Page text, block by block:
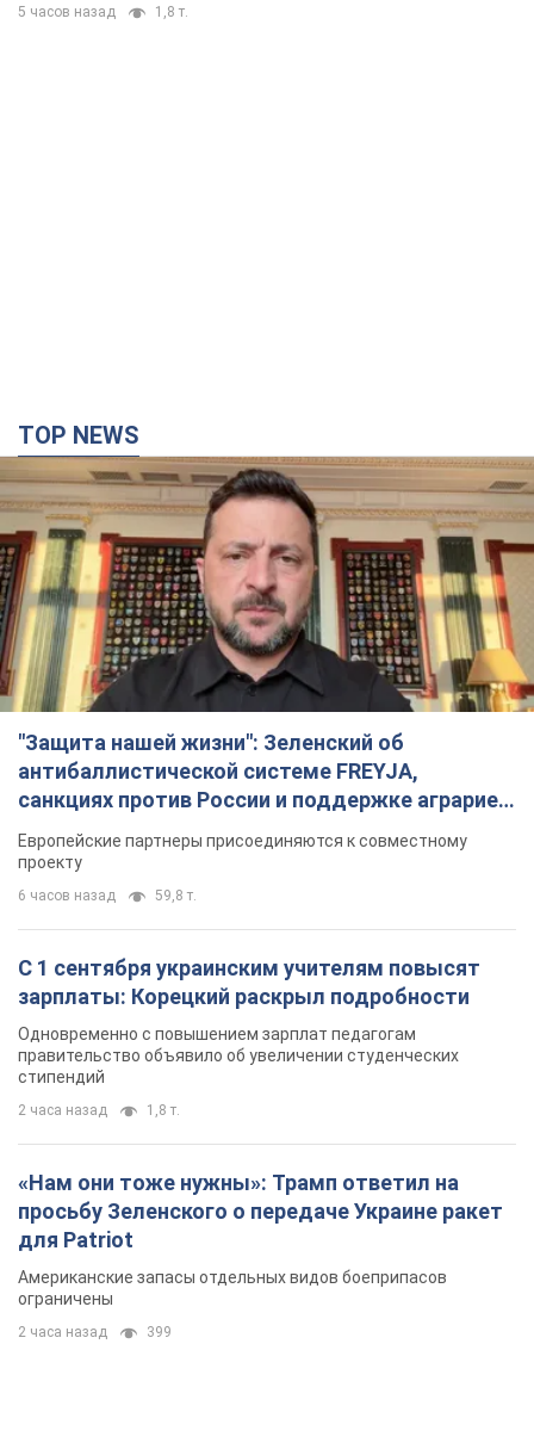
5 часов назад 1,8 т.
TOP NEWS
"Защита нашей жизни": Зеленский об
антибаллистической системе FREYJA,
санкциях против России и поддержке аграриев.
Видео
Европейские партнеры присоединяются к совместному
проекту
6 часов назад 59,8 т.
С 1 сентября украинским учителям повысят
зарплаты: Корецкий раскрыл подробности
Одновременно с повышением зарплат педагогам
правительство объявило об увеличении студенческих
стипендий
2 часа назад 1,8 т.
«Нам они тоже нужны»: Трамп ответил на
просьбу Зеленского о передаче Украине ракет
для Patriot
Американские запасы отдельных видов боеприпасов
ограничены
2 часа назад 399